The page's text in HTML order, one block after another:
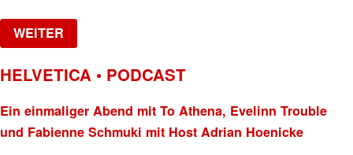
WEITER
HELVETICA • PODCAST
Ein einmaliger Abend mit To Athena, Evelinn Trouble
und Fabienne Schmuki mit Host Adrian Hoenicke